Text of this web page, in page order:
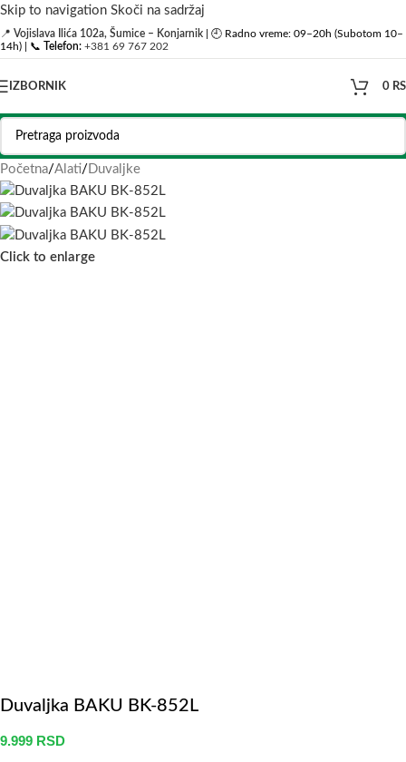
Skip to navigation Skoči na sadržaj
📍 Vojislava Ilića 102a, Šumice – Konjarnik | 🕘 Radno vreme: 09–20h (Subotom 10–
14h) | 📞 Telefon: +381 69 767 202
IZBORNIK 0
Početna/Alati/ Duvaljke
Click to enlarge
Duvaljka BAKU BK-852L
9.999 RSD